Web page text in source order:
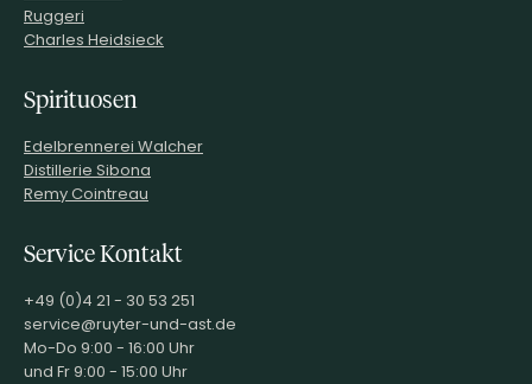
Ruggeri
Charles Heidsieck
Spirituosen
Edelbrennerei Walcher
Distillerie Sibona
Remy Cointreau
Service Kontakt
+49 (0)4 21 - 30 53 251
service@ruyter-und-ast.de
Mo-Do 9:00 - 16:00 Uhr
und Fr 9:00 - 15:00 Uhr